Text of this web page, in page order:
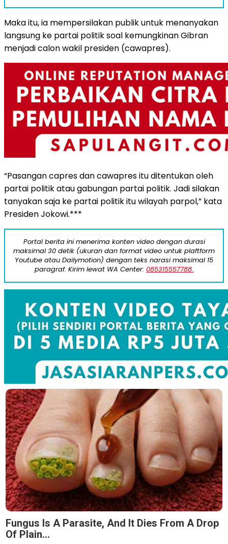
Maka itu, ia mempersilakan publik untuk menanyakan
langsung ke partai politik soal kemungkinan Gibran
menjadi calon wakil presiden (cawapres).
“Pasangan capres dan cawapres itu ditentukan oleh
partai politik atau gabungan partai politik. Jadi silakan
tanyakan saja ke partai politik itu wilayah parpol,” kata
Presiden Jokowi.***
Portal berita ini menerima konten video dengan durasi
maksimal 30 detik (ukuran dan format video untuk plaftform
Youtube atau Dailymotion) dengan teks narasi maksimal 15
paragraf. Kirim lewat WA Center: 085315557788.
Fungus Is A Parasite, And It Dies From A Drop
Of Plain...